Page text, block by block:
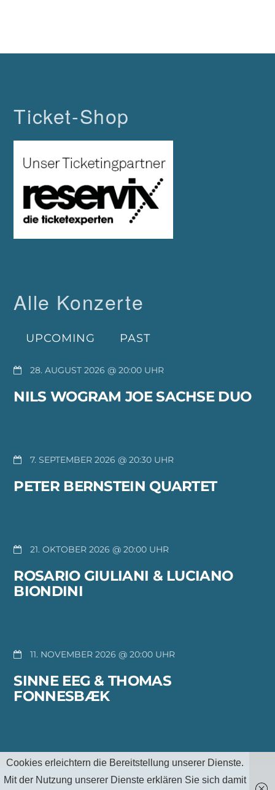
Ticket-Shop
Alle Konzerte
UPCOMING PAST
28. AUGUST 2026 @ 20:00
NILS WOGRAM JOE SACHSE DUO
7. SEPTEMBER 2026 @ 20:30
PETER BERNSTEIN QUARTET
21. OKTOBER 2026 @ 20:00
ROSARIO GIULIANI & LUCIANO
BIONDINI
11. NOVEMBER 2026 @ 20:00
SINNE EEG & THOMAS
FONNESBÆK
Cookies erleichtern die Bereitstellung unserer Dienste.
Mit der Nutzung unserer Dienste erklären Sie sich damit